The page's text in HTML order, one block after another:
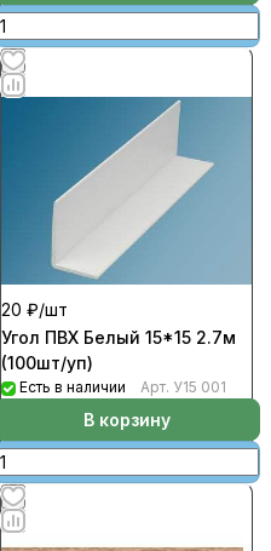
20 ₽/шт
Угол ПВХ Белый 15*15 2.7м
(100шт/уп)
Есть в наличии Арт. У15 001
В корзину